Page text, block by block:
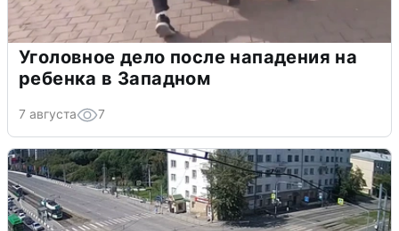
Уголовное дело после нападения на
ребенка в Западном
7 августа 7